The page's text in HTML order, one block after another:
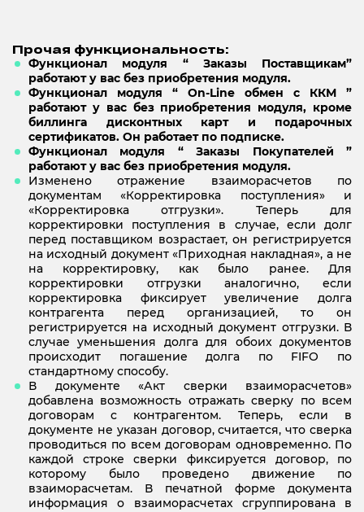
Прочая функциональность:
Функционал модуля “ Заказы Поставщикам”
работают у вас без приобретения модуля.
Функционал модуля “ On-Line обмен с ККМ ”
работают у вас без приобретения модуля, кроме
биллинга дисконтных карт и подарочных
сертификатов. Он работает по подписке.
Функционал модуля “ Заказы Покупателей ”
работают у вас без приобретения модуля.
Изменено отражение взаиморасчетов по
документам «Корректировка поступления» и
«Корректировка отгрузки». Теперь для
корректировки поступления в случае, если долг
перед поставщиком возрастает, он регистрируется
на исходный документ «Приходная накладная», а не
на корректировку, как было ранее. Для
корректировки отгрузки аналогично, если
корректировка фиксирует увеличение долга
контрагента перед организацией, то он
регистрируется на исходный документ отгрузки. В
случае уменьшения долга для обоих документов
происходит погашение долга по FIFO по
стандартному способу.
В документе «Акт сверки взаиморасчетов»
добавлена возможность отражать сверку по всем
договорам с контрагентом. Теперь, если в
документе не указан договор, считается, что сверка
проводиться по всем договорам одновременно. По
каждой строке сверки фиксируется договор, по
которому было проведено движение по
взаиморасчетам. В печатной форме документа
информация о взаиморасчетах сгруппирована в